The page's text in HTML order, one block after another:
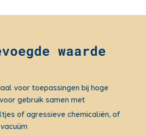
waarde
voor toepassingen bij hoge
gebruik samen met
of agressieve chemicaliën, of